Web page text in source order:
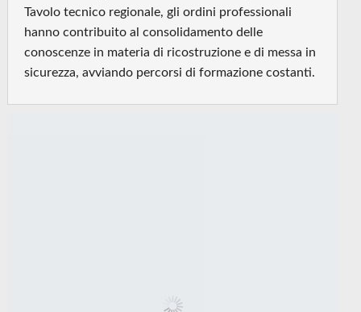
Tavolo tecnico regionale, gli ordini professionali
hanno contribuito al consolidamento delle
conoscenze in materia di ricostruzione e di messa in
sicurezza, avviando percorsi di formazione costanti.